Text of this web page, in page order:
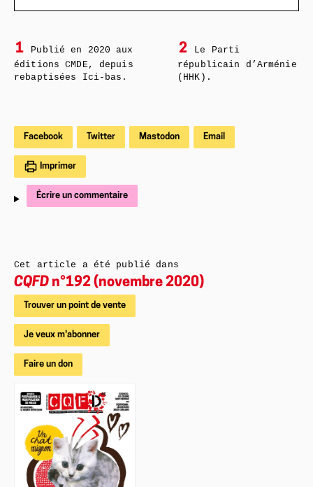
1
Publié en 2020 aux
éditions CMDE, depuis
rebaptisées Ici-bas.
2
Le Parti
républicain d’Arménie
(HHK).
Facebook Twitter Mastodon Email
Imprimer
Écrire un commentaire
Cet article a été publié dans
CQFD n°192 (novembre 2020)
Trouver un point de vente
Je veux m'abonner
Faire un don